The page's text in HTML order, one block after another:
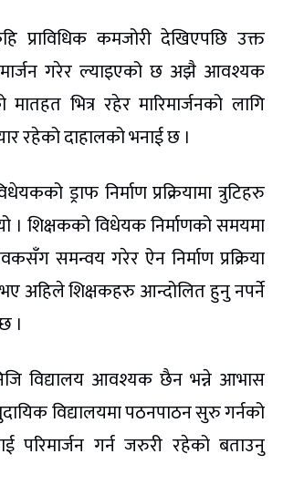
प्राविधिक कमजोरी देखिएपछि उक्त
गरेर ल्याइएको छ अझै आवश्यक
भित्र रहेर मारिमार्जनको लागि
रहेको दाहालको भनाई छ ।
ड्राफ निर्माण प्रक्रियामा त्रुटिहरु
। शिक्षकको विधेयक निर्माणको समयमा
समन्वय गरेर ऐन निर्माण प्रक्रिया
अहिले शिक्षकहरु आन्दोलित हुनु नपर्ने
।
विद्यालय आवश्यक छैन भन्ने आभास
विद्यालयमा पठनपाठन सुरु गर्नको
परिमार्जन गर्न जरुरी रहेको बताउनु